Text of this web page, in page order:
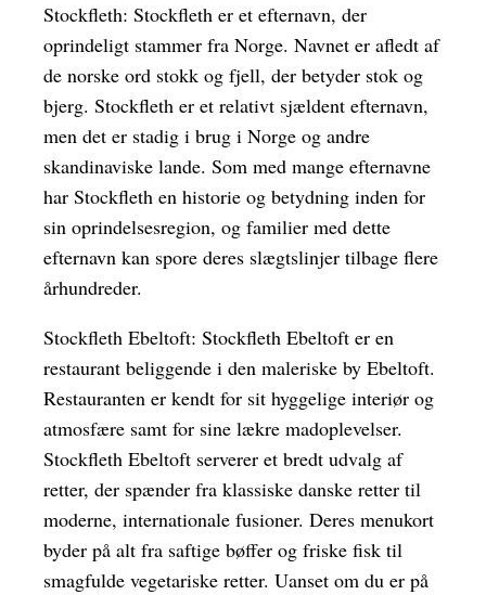
Stockfleth: Stockfleth er et efternavn, der
oprindeligt stammer fra Norge. Navnet er afledt af
de norske ord stokk og fjell, der betyder stok og
bjerg. Stockfleth er et relativt sjældent efternavn,
men det er stadig i brug i Norge og andre
skandinaviske lande. Som med mange efternavne
har Stockfleth en historie og betydning inden for
sin oprindelsesregion, og familier med dette
efternavn kan spore deres slægtslinjer tilbage flere
århundreder.
Stockfleth Ebeltoft: Stockfleth Ebeltoft er en
restaurant beliggende i den maleriske by Ebeltoft.
Restauranten er kendt for sit hyggelige interiør og
atmosfære samt for sine lækre madoplevelser.
Stockfleth Ebeltoft serverer et bredt udvalg af
retter, der spænder fra klassiske danske retter til
moderne, internationale fusioner. Deres menukort
byder på alt fra saftige bøffer og friske fisk til
smagfulde vegetariske retter. Uanset om du er på